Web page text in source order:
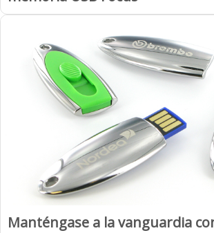
Manténgase a la vanguardia